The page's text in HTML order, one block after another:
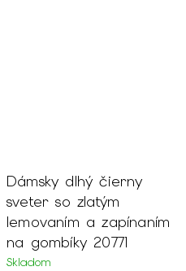
Dámsky dlhý čierny
sveter so zlatým
lemovaním a zapínaním
na gombíky 20771
Skladom